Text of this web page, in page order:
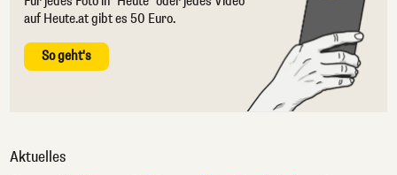
auf Heute.at gibt es 50 Euro.
So geht's
Aktuelles